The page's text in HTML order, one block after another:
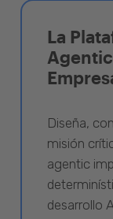
La
Diseña,
misión
agentic
desarrollo